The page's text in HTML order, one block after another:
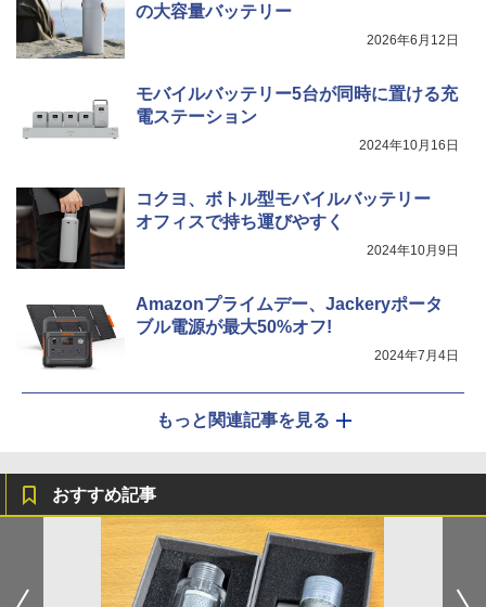
の大容量バッテリー
2026年6月12日
モバイルバッテリー5台が同時に置ける充
電ステーション
2024年10月16日
コクヨ、ボトル型モバイルバッテリー
オフィスで持ち運びやすく
2024年10月9日
Amazonプライムデー、Jackeryポータ
ブル電源が最大50%オフ!
2024年7月4日
もっと関連記事を見る
おすすめ記事